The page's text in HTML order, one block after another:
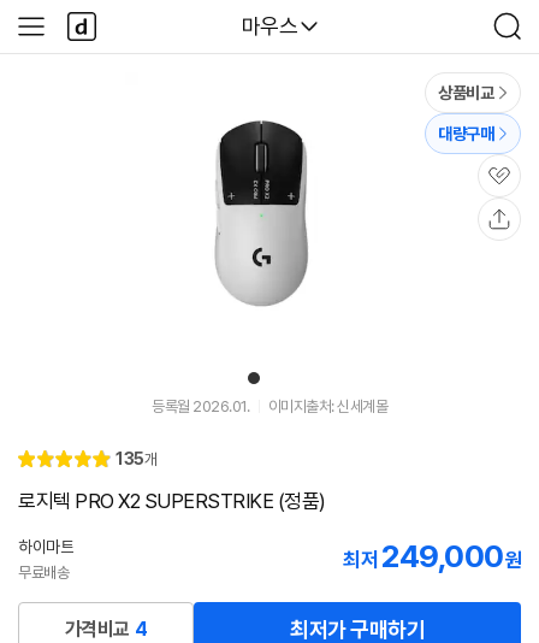
다나와
마우스
검
색
사
이
다
나
와
1
튜
상품비교
대량구매
관
심
등록월 2026.01. 이미지출처: 신세계몰
별
5.
리
135개
로지텍 PRO X2 SUPERSTRIKE (정품)
하이마트
무료배송
최저 249,000원
가격비교 4 최저가 구매하기